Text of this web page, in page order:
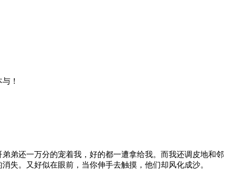
！
弟还一万分的宠着我，好的都一遭拿给我。而我还调皮地和邻
失。又好似在眼前，当你伸手去触摸，他们却风化成沙。